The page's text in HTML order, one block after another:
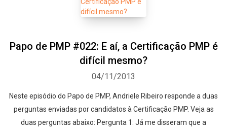
Papo de PMP #022: E aí, a Certificação PMP é
difícil mesmo?
04/11/2013
Neste episódio do Papo de PMP, Andriele Ribeiro responde a duas
perguntas enviadas por candidatos à Certificação PMP. Veja as
duas perguntas abaixo: Pergunta 1: Já me disseram que a